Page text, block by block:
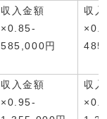
収入金額
×0.85-
585,000円
収
収入金額
×0.95-
収